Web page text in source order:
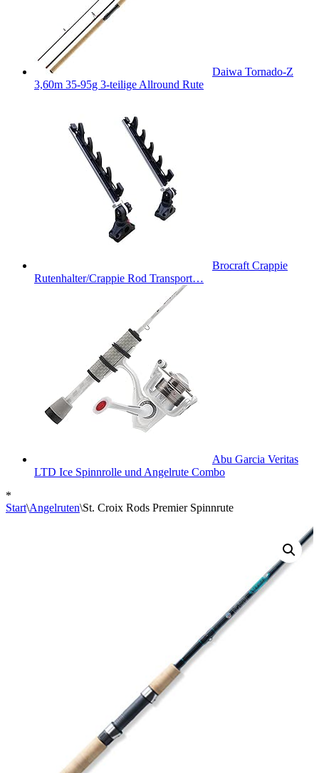
Daiwa Tornado-Z
3,60m 35-95g 3-teilige Allround Rute
Brocraft Crappie
Rutenhalter/Crappie Rod Transport…
Abu Garcia Veritas
LTD Ice Spinnrolle und Angelrute Combo
*
Start\Angelruten\St. Croix Rods Premier Spinnrute